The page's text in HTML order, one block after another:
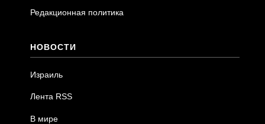
Редакционная политика
НОВОСТИ
Израиль
Лента RSS
В мире